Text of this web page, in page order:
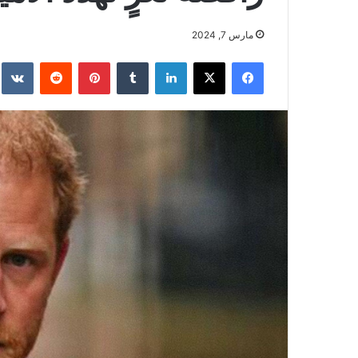
مارس 7, 2024
فيسبوك ‫X لينكدإن بينتيريست